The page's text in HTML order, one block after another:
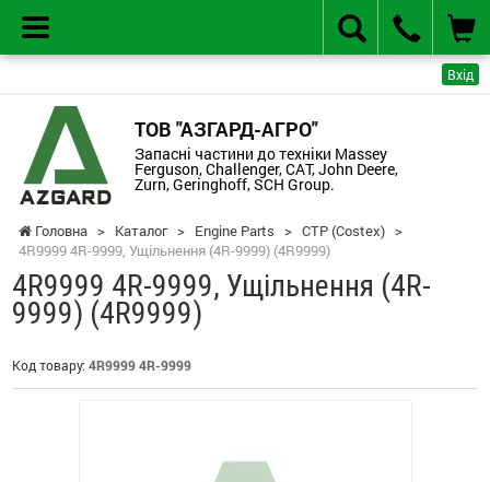
Вхід
ТОВ "АЗГАРД-АГРО"
Запасні частини до техніки Massey
Ferguson, Challenger, CAT, John Deere,
Zurn, Geringhoff, SCH Group.
Головна > Каталог > Engine Parts > CTP (Costex) >
4R9999 4R-9999, Ущільнення (4R-9999) (4R9999)
4R9999 4R-9999, Ущільнення (4R-
9999) (4R9999)
Код товару: 4R9999 4R-9999